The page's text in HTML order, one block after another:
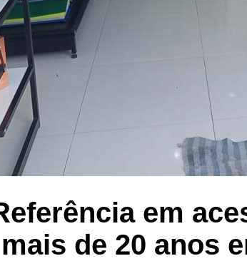
em
de 20 anos